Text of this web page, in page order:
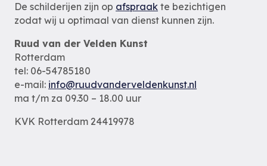
De schilderijen zijn op afspraak te bezichtigen
zodat wij u optimaal van dienst kunnen zijn.
Ruud van der Velden Kunst
Rotterdam
tel: 06-54785180
e-mail: info@ruudvanderveldenkunst.nl
ma t/m za 09.30 – 18.00 uur
KVK Rotterdam 24419978